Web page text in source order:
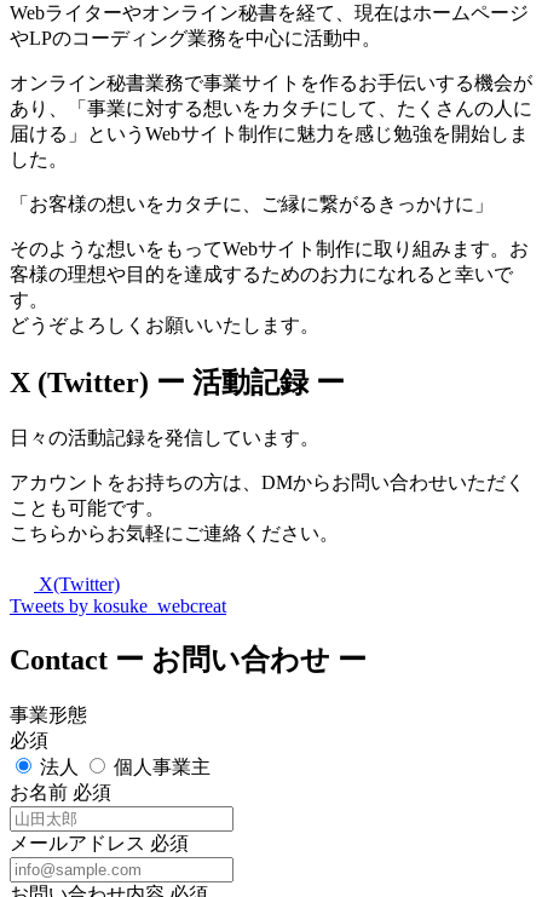
Webライターやオンライン秘書を経て、現在はホームページ
やLPのコーディング業務を中心に活動中。
オンライン秘書業務で事業サイトを作るお手伝いする機会が
あり、「事業に対する想いをカタチにして、たくさんの人に
届ける」というWebサイト制作に魅力を感じ勉強を開始しま
した。
「お客様の想いをカタチに、ご縁に繋がるきっかけに」
そのような想いをもってWebサイト制作に取り組みます。お
客様の理想や目的を達成するためのお力になれると幸いで
す。
どうぞよろしくお願いいたします。
X (Twitter) ー 活動記録 ー
日々の活動記録を発信しています。
アカウントをお持ちの方は、DMからお問い合わせいただく
ことも可能です。
こちらからお気軽にご連絡ください。
X(Twitter)
Tweets by kosuke_webcreat
Contact ー お問い合わせ ー
事業形態
必須
法人
個人事業主
お名前 必須
メールアドレス 必須